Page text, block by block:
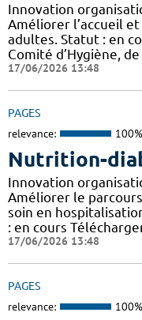
Innovation
Améliorer l’accueil
adultes. Statut : en
Comité d’Hygiène,
17/06/2026 13:48
PAGES
relevance: 100%
Nutrition-
Innovation
Améliorer le
soin en
: en cours
17/06/2026 13:48
PAGES
relevance: 100%